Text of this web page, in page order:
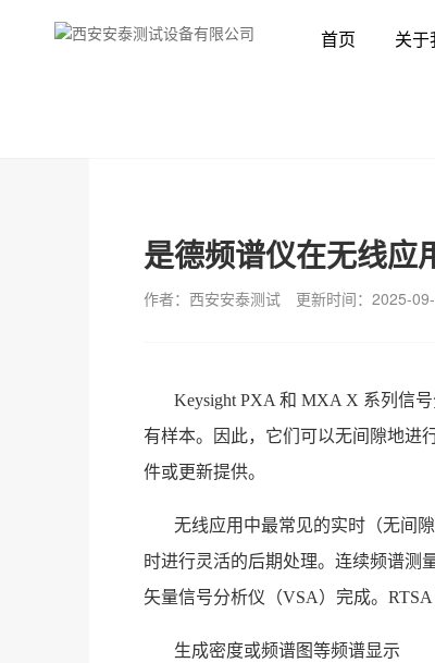
首页 关于
是德频谱仪在无线应
作者：西安安泰测试 更新时间：2025-
Keysight PXA 和 MXA X 系列信
有样本。因此，它们可以无间隙地进
件或更新提供。
无线应用中最常见的实时（无间
时进行灵活的后期处理。连续频谱测
矢量信号分析仪（VSA）完成。
生成密度或频谱图等频谱显示